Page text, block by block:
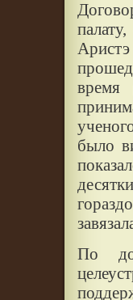
время
было
По